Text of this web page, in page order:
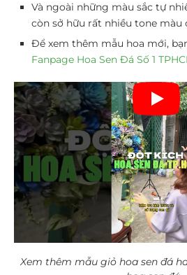
Và ngoài những màu sắc tự
còn sở hữu rất nhiều tone màu
Để xem thêm mẫu hoa mới,
Fanpage Hoa Sen Đá Số 1
Xem thêm mẫu giỏ hoa sen đá